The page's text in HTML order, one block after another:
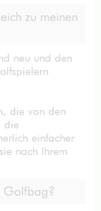
zu meinen
neu und den
die von den
die
einfacher
nach Ihrem
Golfbag?